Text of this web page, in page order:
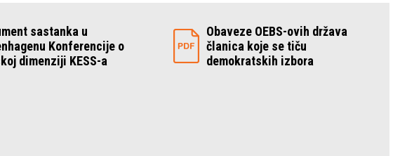
sastanka u
Konferencije o
dimenziji KESS-a
Obaveze OEBS-ovih država
članica koje se tiču
demokratskih izbora